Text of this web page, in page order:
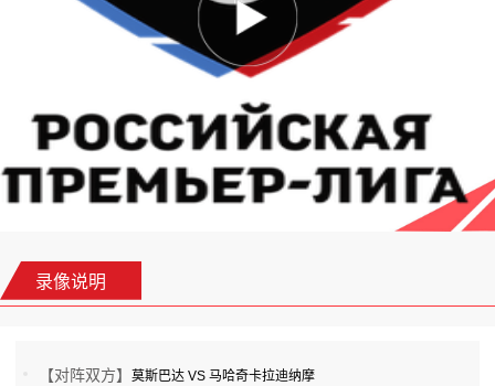
录像说明
【对阵双方】莫斯巴达 VS 马哈奇卡拉迪纳摩